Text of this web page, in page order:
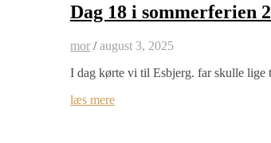
Dag 18 i sommerferien
mor / august 3, 2025
I dag kørte vi til Esbjerg. far skulle
læs mere